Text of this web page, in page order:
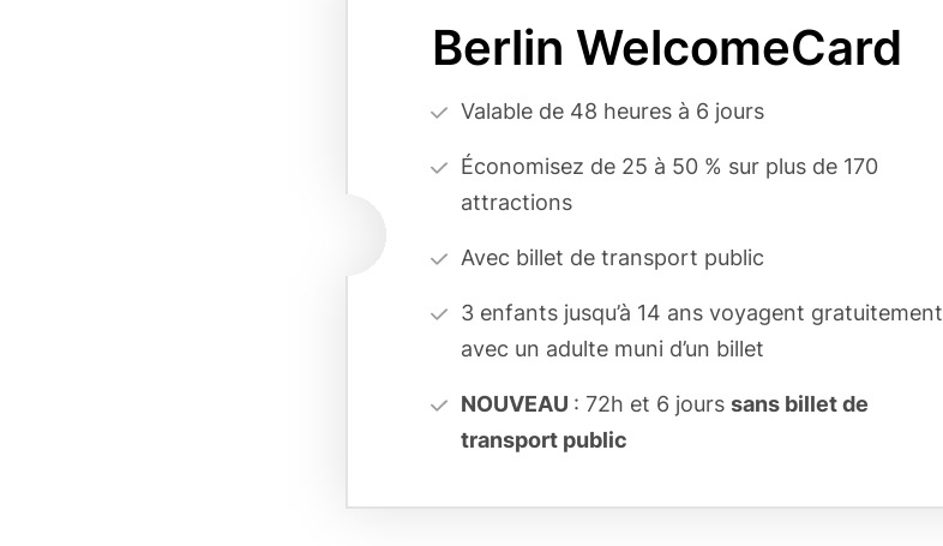
Berlin WelcomeCard
Vorteilsargumente
form)
Valable de 48 heures à 6 jours
Économisez de 25 à 50 % sur plus de 170
attractions
Avec billet de transport public
3 enfants jusqu’à 14 ans voyagent gratuitement
avec un adulte muni d’un billet
NOUVEAU : 72h et 6 jours sans billet de
transport public